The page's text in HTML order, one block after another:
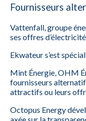
Fournisseurs
Vattenfall, groupe
ses offres
Ekwateur s’est
Mint Énergie, OHM
fournisseurs
attractifs ou leurs
Octopus Energy